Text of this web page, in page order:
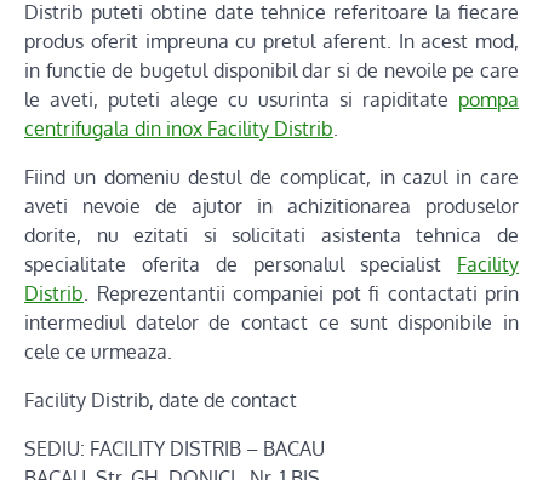
Distrib puteti obtine date tehnice referitoare la fiecare
produs oferit impreuna cu pretul aferent. In acest mod,
in functie de bugetul disponibil dar si de nevoile pe care
le aveti, puteti alege cu usurinta si rapiditate pompa
centrifugala din inox Facility Distrib
Fiind un domeniu destul de complicat, in cazul in care
aveti nevoie de ajutor in achizitionarea produselor
dorite, nu ezitati si solicitati asistenta tehnica de
specialitate oferita de personalul specialist Facility
Distrib . Reprezentantii companiei pot fi contactati prin
intermediul datelor de contact ce sunt disponibile in
cele ce urmeaza.
Facility Distrib, date de contact
SEDIU: FACILITY DISTRIB – BACAU